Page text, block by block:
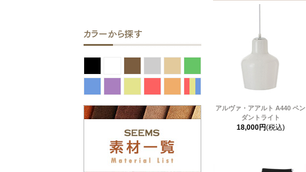
アルヴァ・アアルト A440 ペン
ダントライト
18,000円(税込)